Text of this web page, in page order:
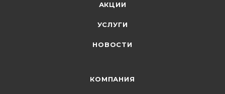
АКЦИИ
УСЛУГИ
НОВОСТИ
КОМПАНИЯ